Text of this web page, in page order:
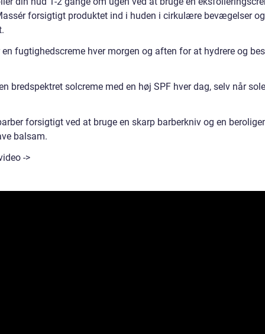
forsigtigt produktet ind i huden i cirkulære bevægelser
fugtighedscreme hver morgen og aften for at hydrere og
bredspektret solcreme med en høj SPF hver dag, selv når
forsigtigt ved at bruge en skarp barberkniv og en
balsam.
->